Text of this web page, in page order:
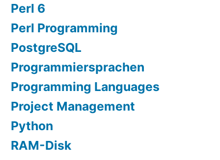
Perl 6
Perl Programming
PostgreSQL
Programmiersprachen
Programming Languages
Project Management
Python
RAM-Disk